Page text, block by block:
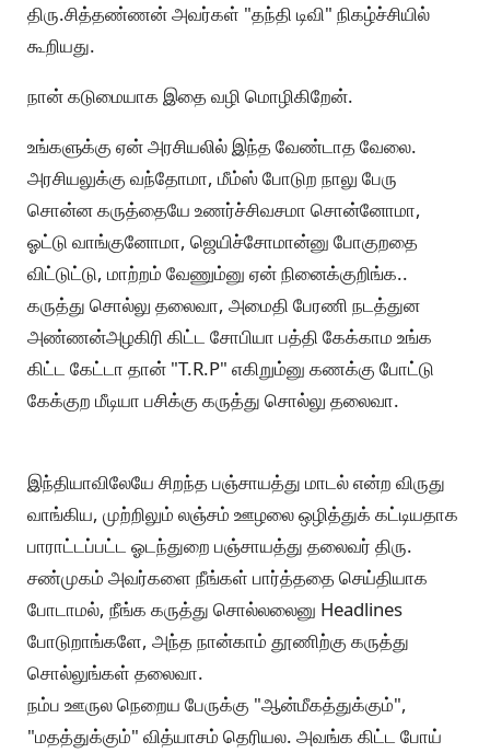
திரு.சித்தண்ணன் அவர்கள் "தந்தி டிவி" நிகழ்ச்சியில்
கூறியது.
நான் கடுமையாக இதை வழி மொழிகிறேன்.
உங்களுக்கு ஏன் அரசியலில் இந்த வேண்டாத வேலை.
அரசியலுக்கு வந்தோமா, மீம்ஸ் போடுற நாலு பேரு
சொன்ன கருத்தையே உணர்ச்சிவசமா சொன்னோமா,
ஓட்டு வாங்குனோமா, ஜெயிச்சோமான்னு போகுறதை
விட்டுட்டு, மாற்றம் வேணும்னு ஏன் நினைக்குறிங்க..
கருத்து சொல்லு தலைவா, அமைதி பேரணி நடத்துன
அண்ணன்அழகிரி கிட்ட சோபியா பத்தி கேக்காம உங்க
கிட்ட கேட்டா தான் "T.R.P" எகிறும்னு கணக்கு போட்டு
கேக்குற மீடியா பசிக்கு கருத்து சொல்லு தலைவா.
இந்தியாவிலேயே சிறந்த பஞ்சாயத்து மாடல் என்ற விருது
வாங்கிய, முற்றிலும் லஞ்சம் ஊழலை ஒழித்துக் கட்டியதாக
பாராட்டப்பட்ட ஓடந்துறை பஞ்சாயத்து தலைவர் திரு.
சண்முகம் அவர்களை நீங்கள் பார்த்ததை செய்தியாக
போடாமல், நீங்க கருத்து சொல்லலைனு Headlines
போடுறாங்களே, அந்த நான்காம் தூணிற்கு கருத்து
சொல்லுங்கள் தலைவா.
நம்ப ஊருல நெறைய பேருக்கு "ஆன்மீகத்துக்கும்",
"மதத்துக்கும்" வித்யாசம் தெரியல. அவங்க கிட்ட போய்